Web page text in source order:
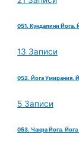
051. Кундалини Йога.
13 Записи
052. Йога Умирания.
5 Записи
053. Чакра Йога. Йога